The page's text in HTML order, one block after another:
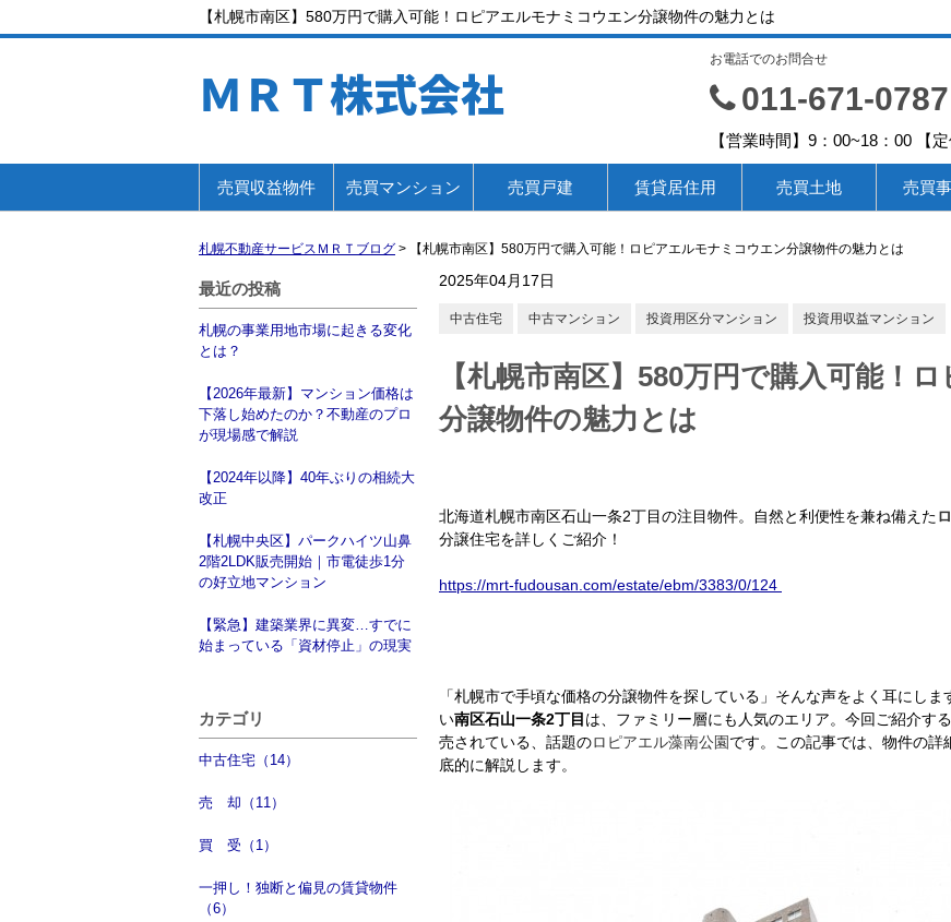
【札幌市南区】580万円で購入可能！ロピアエルモナミコウエン分譲物件の魅力とは
ＭＲＴ株式会社
お電話でのお問合せ
011-671-0787
【営業時間】9：00~18：00 【
売買収益物件 売買マンション 売買戸建 賃貸居住用 売買土地 売買
札幌不動産サービスＭＲＴブログ > 【札幌市南区】580万円で購入可能！ロピアエルモナミコウエン分譲物件の魅力とは
最近の投稿
札幌の事業用地市場に起きる変化
とは？
【2026年最新】マンション価格は
下落し始めたのか？不動産のプロ
が現場感で解説
【2024年以降】40年ぶりの相続大
改正
【札幌中央区】パークハイツ山鼻
2階2LDK販売開始｜市電徒歩1分
の好立地マンション
【緊急】建築業界に異変…すでに
始まっている「資材停止」の現実
カテゴリ
中古住宅（14）
売 却（11）
買 受（1）
一押し！独断と偏見の賃貸物件
（6）
2025年04月17日
中古住宅 中古マンション 投資用区分マンション 投資用収益マンション
【札幌市南区】580万円で購入可能！
分譲物件の魅力とは
北海道札幌市南区石山一条2丁目の注目物件。自然と利便性を兼ね備えた
分譲住宅を詳しくご紹介！
https://mrt-fudousan.com/estate/ebm/3383/0/124
「札幌市で手頃な価格の分譲物件を探している」そんな声をよく耳にし
い南区石山一条2丁目 は、ファミリー層にも人気のエリア。今回ご紹介す
売されている、話題のロピアエル藻南公園です。この記事では、物件の
底的に解説します。